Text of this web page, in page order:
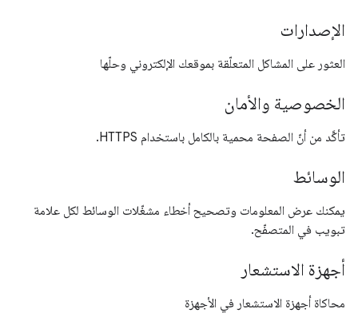
الإصدارات
العثور على المشاكل المتعلّقة بموقعك الإلكتروني وحلّها
الخصوصية والأمان
تأكَّد من أنّ الصفحة محمية بالكامل باستخدام HTTPS.
الوسائط
يمكنك عرض المعلومات وتصحيح أخطاء مشغّلات الوسائط لكل علامة
تبويب في المتصفّح.
أجهزة الاستشعار
محاكاة أجهزة الاستشعار في الأجهزة